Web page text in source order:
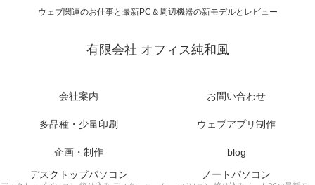
ウェブ関連のお仕事と最新PC＆周辺機器の新モデルとレビュー
有限会社 オフィス純和風
会社案内 お問い合わせ
多品種・少量印刷 ウェブアプリ制作
企画・制作
blog
デスクトップパソコン
ノートパソコン